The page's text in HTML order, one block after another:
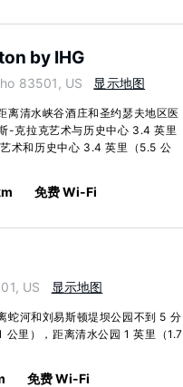
by IHG
83501, US 显示地图
离清水峡谷酒庄和圣约瑟夫地区医
-克拉克艺术与历史中心 3.4 英里
术和历史中心 3.4 英里（5.5 公
免费 Wi-Fi
US 显示地图
蛇河和刘易斯顿堤坝公园不到 5 分
里），距离清水公园 1 英里（1.7
免费 Wi-Fi